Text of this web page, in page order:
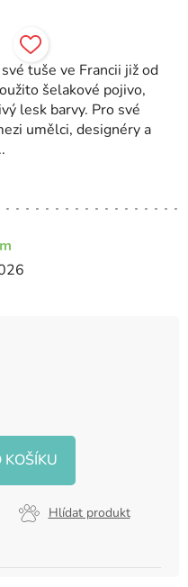
Hlídat produkt
tuše ve Francii již od
šelakové pojivo,
lesk barvy. Pro své
umělci, designéry a